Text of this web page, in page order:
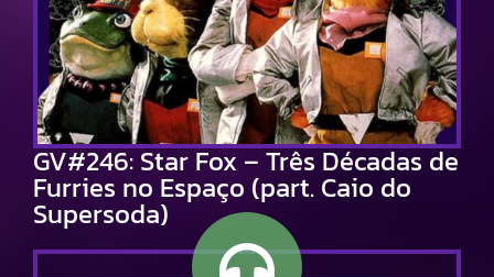
GV#246: Star Fox – Três Décadas de
Furries no Espaço (part. Caio do
Supersoda)